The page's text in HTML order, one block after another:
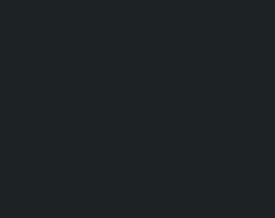
अनिवार्य गर्नुपर्ने
फोटोकपी अनिवार्य